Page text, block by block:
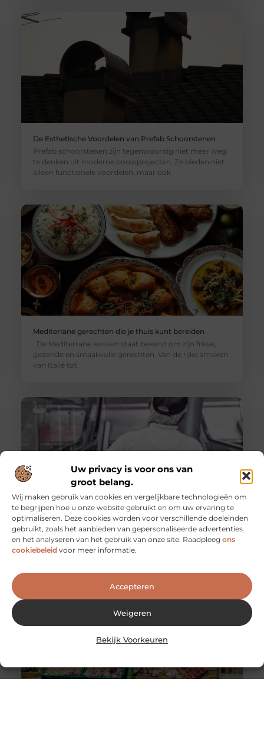
Uw privacy is voor ons van
groot belang.
Wij maken gebruik van cookies en vergelijkbare technologieën om
te begrijpen hoe u onze website gebruikt en om uw ervaring te
optimaliseren. Deze cookies worden voor verschillende doeleinden
gebruikt, zoals het aanbieden van gepersonaliseerde advertenties
en het analyseren van het gebruik van onze site. Raadpleeg ons
cookiebeleid voor meer informatie.
Accepteren
Weigeren
Bekijk Voorkeuren
De Esthetische Voordelen van Prefab Schoorstenen
Prefab schoorstenen zijn tegenwoordig niet meer weg
te denken uit moderne bouwprojecten. Ze bieden niet
alleen functionele voordelen, maar ook
Mediterrane gerechten die je thuis kunt bereiden
De Mediterrane keuken staat bekend om zijn frisse,
gezonde en smaakvolle gerechten. Van de rijke smaken
van Italië tot
De voordelen van het werken als
evenementenbeveiliger in een flexibel systeem
Werken als evenementenbeveiliger kan een
dynamische en uitdagende carrière zijn, vooral wanneer